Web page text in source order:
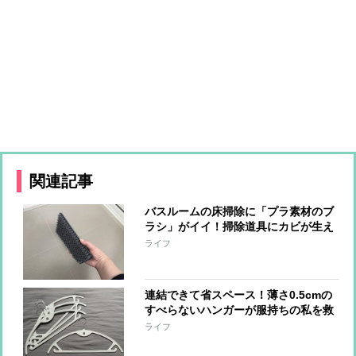
関連記事
バスルームの床掃除に「プラ素材のブ
ラシ」がイイ！掃除道具にカビが生え
る心配もなくなりそう…【本日のお気
ライフ
連結できて省スペース！薄さ0.5cmの
すべらないハンガーが服持ちの私を救
う【本日のお気に入り】
ライフ